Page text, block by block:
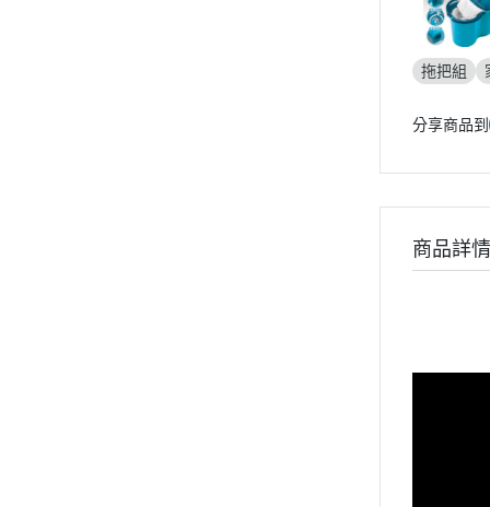
拖把組
分享商品到
商品詳情